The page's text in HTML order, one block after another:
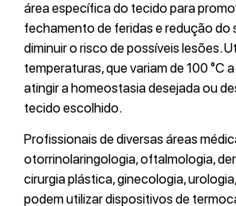
área específica do tecido para
fechamento de feridas e redução do
diminuir o risco de possíveis lesões.
temperaturas, que variam de 100 °C
atingir a homeostasia desejada ou
tecido escolhido.
Profissionais de diversas áreas
otorrinolaringologia, oftalmologia,
cirurgia plástica, ginecologia,
podem utilizar dispositivos de